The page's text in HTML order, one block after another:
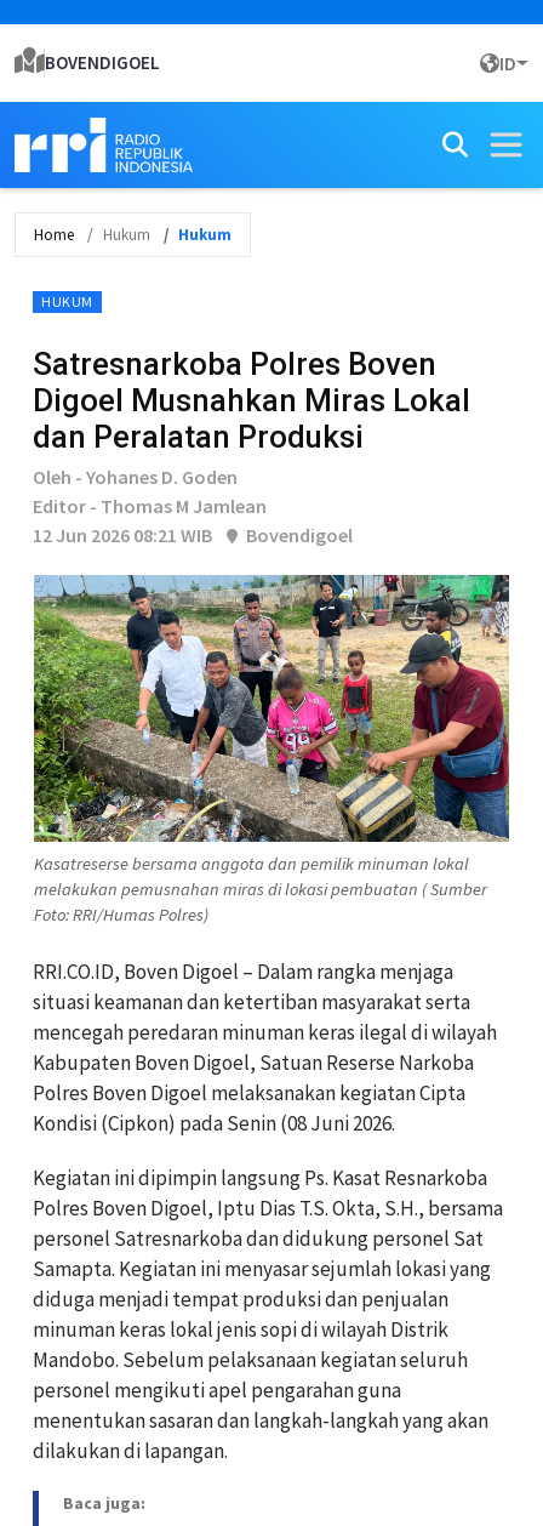
BOVENDIGOEL ID
Home Hukum Hukum
HUKUM
Satresnarkoba Polres Boven
Digoel Musnahkan Miras Lokal
dan Peralatan Produksi
Oleh - Yohanes D. Goden
Editor - Thomas M Jamlean
12 Jun 2026 08:21 WIB
Bovendigoel
Kasatreserse bersama anggota dan pemilik minuman lokal
melakukan pemusnahan miras di lokasi pembuatan ( Sumber
Foto: RRI/Humas Polres)
RRI.CO.ID, Boven Digoel – Dalam rangka menjaga
situasi keamanan dan ketertiban masyarakat serta
mencegah peredaran minuman keras ilegal di wilayah
Kabupaten Boven Digoel, Satuan Reserse Narkoba
Polres Boven Digoel melaksanakan kegiatan Cipta
Kondisi (Cipkon) pada Senin (08 Juni 2026.
Kegiatan ini dipimpin langsung Ps. Kasat Resnarkoba
Polres Boven Digoel, Iptu Dias T.S. Okta, S.H., bersama
personel Satresnarkoba dan didukung personel Sat
Samapta. Kegiatan ini menyasar sejumlah lokasi yang
diduga menjadi tempat produksi dan penjualan
minuman keras lokal jenis sopi di wilayah Distrik
Mandobo. Sebelum pelaksanaan kegiatan seluruh
personel mengikuti apel pengarahan guna
menentukan sasaran dan langkah-langkah yang akan
dilakukan di lapangan.
Baca juga: